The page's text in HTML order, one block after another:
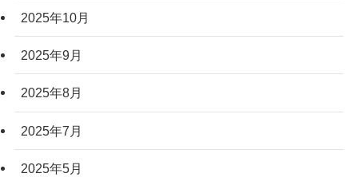
2025年10月
2025年9月
2025年8月
2025年7月
2025年5月